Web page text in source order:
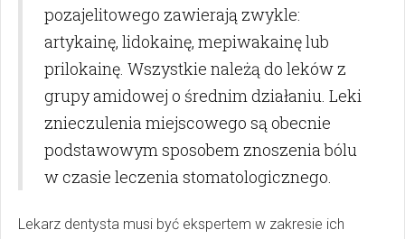
pozajelitowego zawierają zwykle:
artykainę, lidokainę, mepiwakainę lub
prilokainę. Wszystkie należą do leków z
grupy amidowej o średnim działaniu. Leki
znieczulenia miejscowego są obecnie
podstawowym sposobem znoszenia bólu
w czasie leczenia stomatologicznego.
Lekarz dentysta musi być ekspertem w zakresie ich